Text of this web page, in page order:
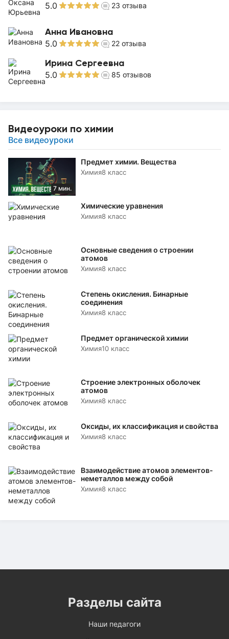
5.0 23 отзыва
Анна Ивановна
5.0 22 отзыва
Ирина Сергеевна
5.0 85 отзывов
Видеоуроки по химии
Все видеоуроки
7 мин.
Предмет химии. Вещества
Химия8 класс
Химические уравнения
Химия8 класс
Основные сведения о строении
атомов
Химия8 класс
Степень окисления. Бинарные
соединения
Химия8 класс
Предмет органической химии
Химия10 класс
Строение электронных оболочек
атомов
Химия8 класс
Оксиды, их классификация и свойства
Химия8 класс
Взаимодействие атомов элементов-
неметаллов между собой
Химия8 класс
Разделы сайта
Наши педагоги